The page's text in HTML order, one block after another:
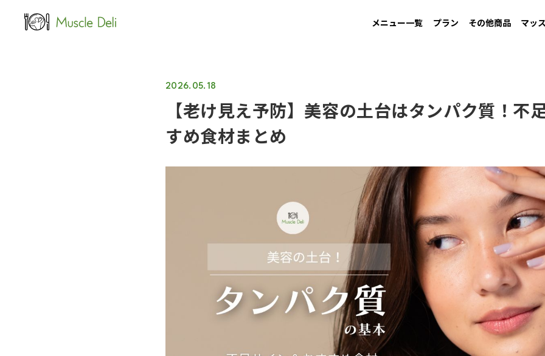
メニュー一覧 プラン その他商品 マッ
2026.05.18
【老け見え予防】美容の土台はタンパク質！不
すめ食材まとめ